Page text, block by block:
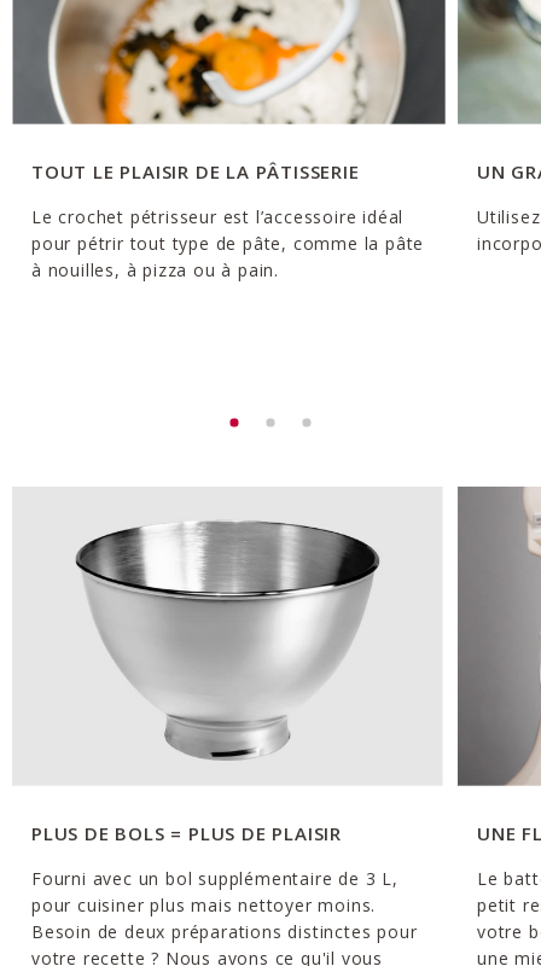
TOUT LE PLAISIR DE LA PÂTISSERIE
Le crochet pétrisseur est l’accessoire idéal
pour pétrir tout type de pâte, comme la pâte
à nouilles, à pizza ou à pain.
UN
PLUS DE BOLS = PLUS DE PLAISIR
Fourni avec un bol supplémentaire de 3 L,
pour cuisiner plus mais nettoyer moins.
Besoin de deux préparations distinctes pour
votre recette ? Nous avons ce qu'il vous
UNE
Le
petit
votre
une